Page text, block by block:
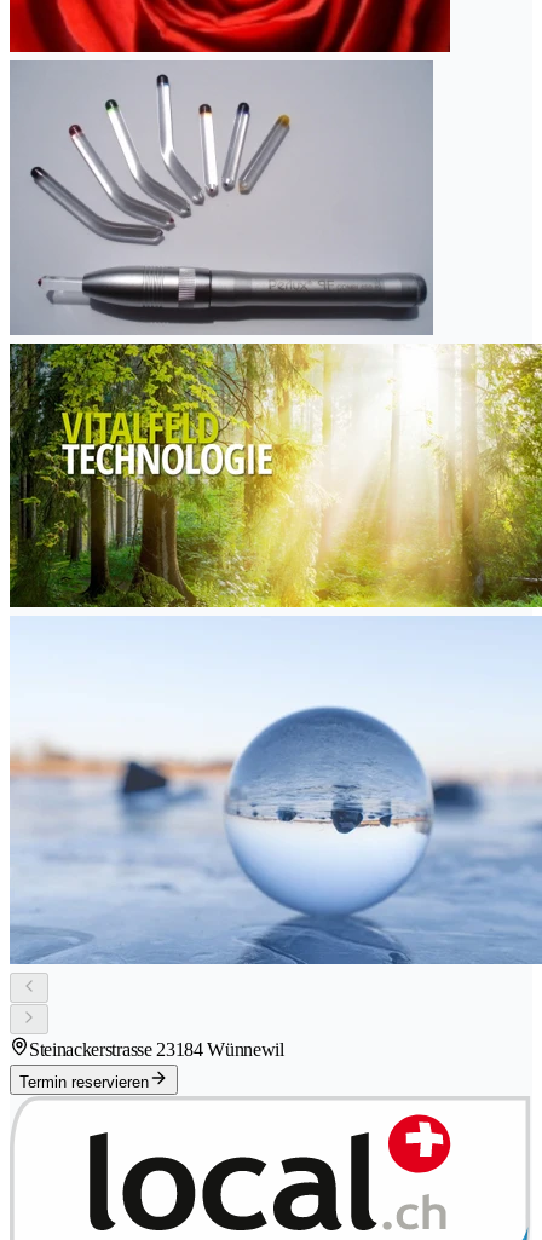
Steinackerstrasse 23184 Wünnewil
Termin reservieren